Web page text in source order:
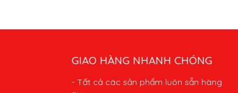
GIAO HÀNG NHANH CHÓNG
- Tất cả các sản phẩm luôn sẵn hàng